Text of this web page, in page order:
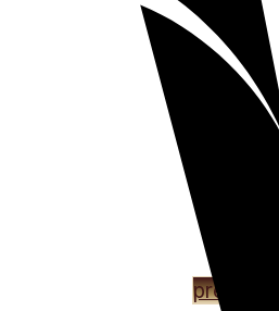
prezrieť